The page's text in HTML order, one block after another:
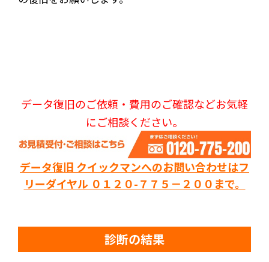
データ復旧のご依頼・費用のご確認などお気軽
にご相談ください。
データ復旧 クイックマンへのお問い合わせはフ
リーダイヤル ０１２０-７７５－２００まで。
診断の結果